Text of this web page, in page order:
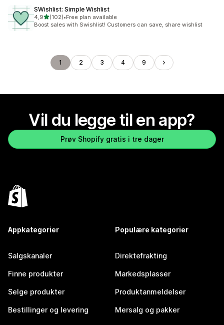
SWishlist: Simple Wishlist
4,9av 5 stjerner
(102)
Totalt 102 omtaler
•Free plan available
Boost sales with Swishlist! Customers can save, share wishlist
1 2 3 4 9
Vil du legge til en app?
Prøv Shopify gratis i tre dager
Appkategorier
Salgskanaler
Finne produkter
Selge produkter
Bestillinger og levering
Populære kategorier
Direktefrakting
Markedsplasser
Produktanmeldelser
Mersalg og pakker